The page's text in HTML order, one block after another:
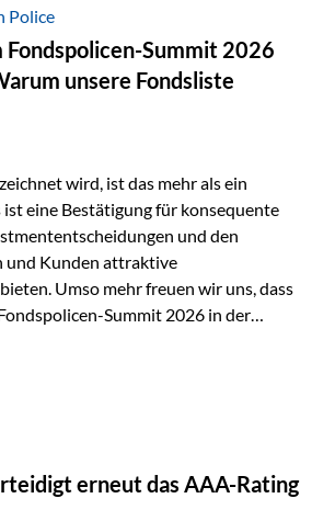
Diese Eigenschaft macht es für
praktisch unverzichtbar.
anderem in: Solarmodulen
Smartphones und Tablets…
Police
Fondspolicen-Summit 2026
unsere Fondsliste
wird, ist das mehr als ein
eine Bestätigung für konsequente
und den
und Kunden attraktive
Umso mehr freuen wir uns, dass
Summit 2026 in der
Fondspolicenreport der
wurden. Das Ergebnis: Die ETF-
zählt zu den drei besten Angeboten
Auszeichnung eine Bestätigung
erneut das AAA-Rating